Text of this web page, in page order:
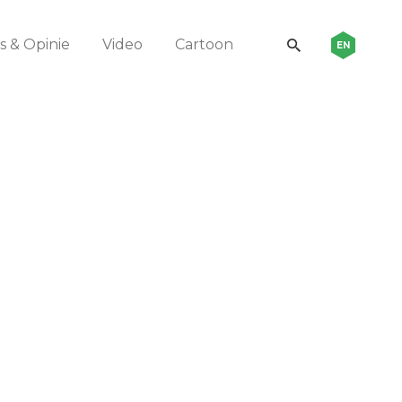
& Opinie Video Cartoon EN